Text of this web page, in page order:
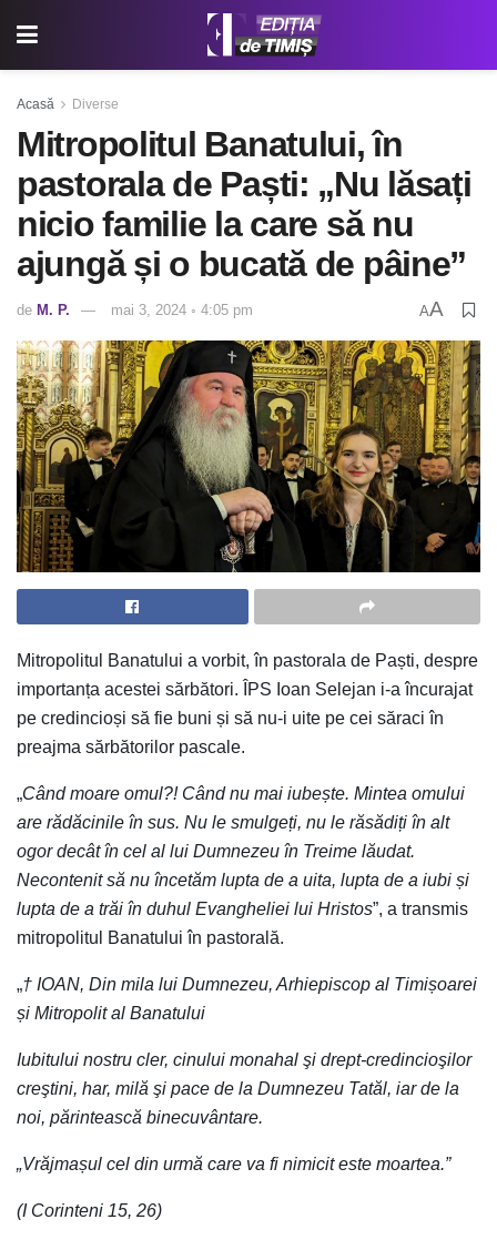
Acasă Diverse
Mitropolitul Banatului, în
pastorala de Paști: „Nu lăsați
nicio familie la care să nu
ajungă și o bucată de pâine”
de M. P. mai 3, 2024 ◦ 4:05 pm AA
Mitropolitul Banatului a vorbit, în pastorala de Paști, despre
importanța acestei sărbători. ÎPS Ioan Selejan i-a încurajat
pe credincioși să fie buni și să nu-i uite pe cei săraci în
preajma sărbătorilor pascale.
„Când moare omul?! Când nu mai iubește. Mintea omului
are rădăcinile în sus. Nu le smulgeți, nu le răsădiți în alt
ogor decât în cel al lui Dumnezeu în Treime lăudat.
Necontenit să nu încetăm lupta de a uita, lupta de a iubi și
lupta de a trăi în duhul Evangheliei lui Hristos”, a transmis
mitropolitul Banatului în pastorală.
„† IOAN, Din mila lui Dumnezeu, Arhiepiscop al Timișoarei
și Mitropolit al Banatului
Iubitului nostru cler, cinului monahal şi drept-credincioşilor
creştini, har, milă şi pace de la Dumnezeu Tatăl, iar de la
noi, părintească binecuvântare.
„Vrăjmașul cel din urmă care va fi nimicit este moartea.”
(I Corinteni 15, 26)